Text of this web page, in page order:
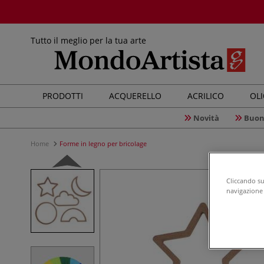
Tutto il meglio per la tua arte
PRODOTTI ACQUERELLO ACRILICO
Novità
Home Forme in legno per bricolage
Cliccando